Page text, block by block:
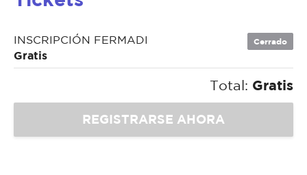
INSCRIPCIÓN FERMADI
Gratis
Cerrado
Total: Gratis